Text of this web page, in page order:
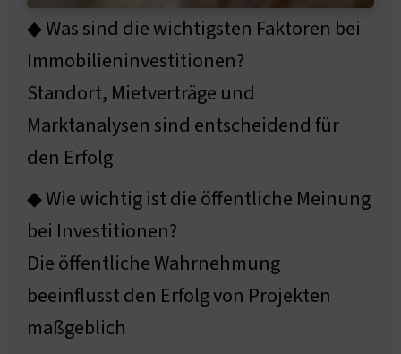
◆ Was sind die wichtigsten Faktoren bei
Immobilieninvestitionen?
Standort, Mietverträge und
Marktanalysen sind entscheidend für
den Erfolg
◆ Wie wichtig ist die öffentliche Meinung
bei Investitionen?
Die öffentliche Wahrnehmung
beeinflusst den Erfolg von Projekten
maßgeblich